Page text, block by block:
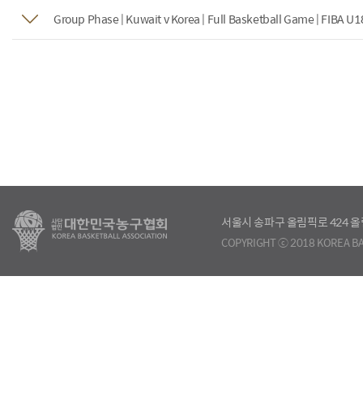
Group Phase | Kuwait v Korea | Full Basketball Game | FIBA
서울시 송파구 올림픽로 424
COPYRIGHT ⓒ 2018 KOREA